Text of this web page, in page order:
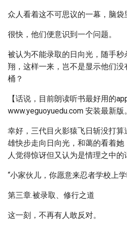
众人看着这不可思议的一幕，脑袋
很快，他们便意识到一个问题。
被认为不能录取的日向光，随手
翔，这样一来，岂不是显示他们
桶？
【话说，目前朗读听书最好用的
www.yeguoyuedu.com 安装最新版
幸好，三代目火影猿飞日斩没打
雄快步走向日向光，和蔼的看着
人觉得惊讶但又认为是情理之中的
“小家伙儿，你愿意来忍者学校上
第三章.被录取、修行之道
这一刻，不再有人敢反对。